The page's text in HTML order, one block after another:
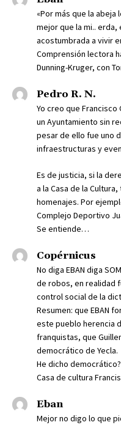
«Por más que la abeja
mejor que la mi..
acostumbrada a vivir
Comprensión lectora
Dunning-Kruger, con
Pedro R. N.
Yo creo que
un Ayuntamiento sin
pesar de ello fue uno
infraestructuras y
Es de justicia, si la
a la Casa de la
homenajes. Por
Complejo Deportivo
Se entiende…
Copérnicus
No diga EBAN diga
de robos, en realidad
control social de la
Resumen: que EBAN
este pueblo herencia
franquistas, que
democrático de Yecla.
He dicho
Casa de cultura
Eban
Mejor no digo lo que